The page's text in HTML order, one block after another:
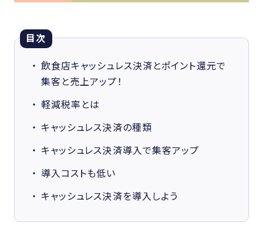
目次
飲食店キャッシュレス決済とポイント還元で
集客と売上アップ！
軽減税率とは
キャッシュレス決済の種類
キャッシュレス決済導入で集客アップ
導入コストも低い
キャッシュレス決済を導入しよう